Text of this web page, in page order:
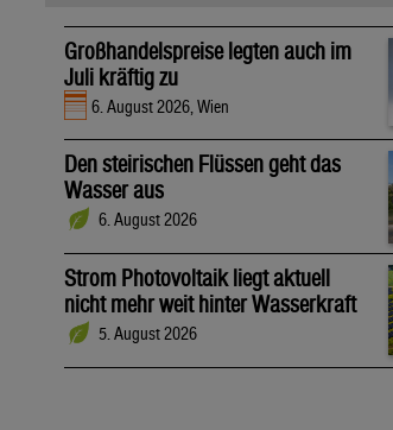
Großhandelspreise legten auch im
Juli kräftig zu
6. August 2026, Wien
Den steirischen Flüssen geht das
Wasser aus
6. August 2026
Strom Photovoltaik liegt aktuell
nicht mehr weit hinter Wasserkraft
5. August 2026